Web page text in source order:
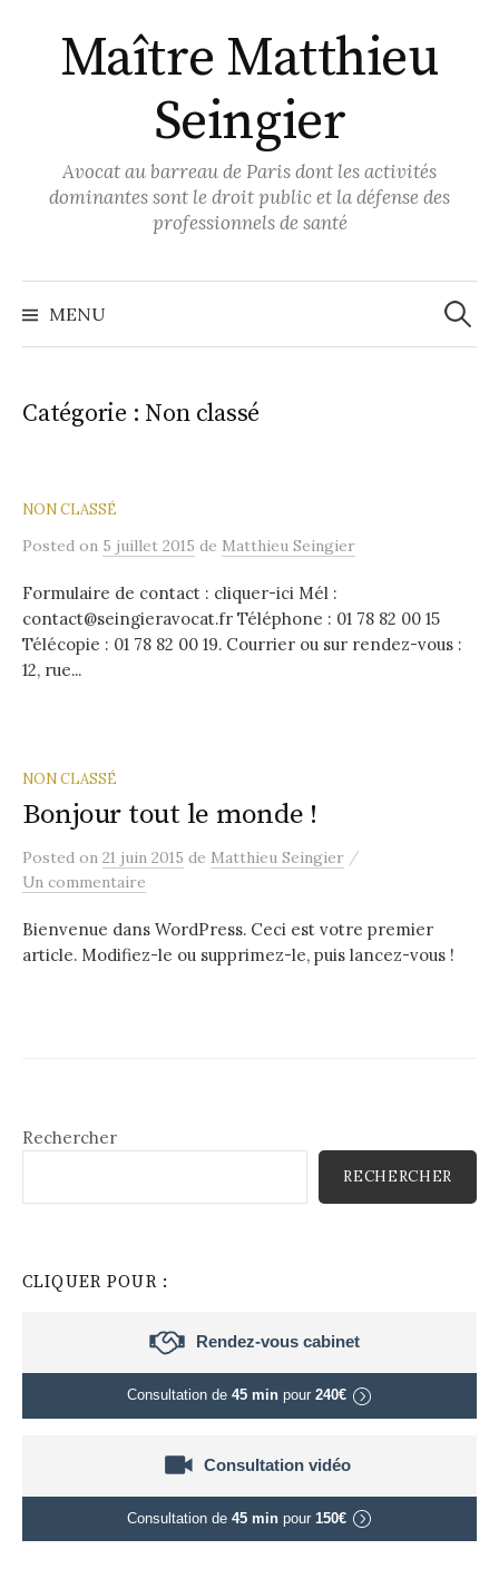
contenu
Maître Matthieu
Seingier
Avocat au barreau de Paris dont les activités
dominantes sont le droit public et la défense des
professionnels de santé
MENU
Catégorie : Non classé
NON CLASSÉ
Posted on 5 juillet 2015 de Matthieu Seingier
Formulaire de contact : cliquer-ici Mél :
contact@seingieravocat.fr Téléphone : 01 78 82 00 15
Télécopie : 01 78 82 00 19. Courrier ou sur rendez-vous :
12, rue...
NON CLASSÉ
Bonjour tout le monde !
Posted on 21 juin 2015 de Matthieu Seingier /
Un commentaire
Bienvenue dans WordPress. Ceci est votre premier
article. Modifiez-le ou supprimez-le, puis lancez-vous !
Rechercher
RECHERCHER
CLIQUER POUR :
Rendez-vous cabinet
Consultation de 45 minpour 240€
Consultation vidéo
Consultation de 45 minpour 150€